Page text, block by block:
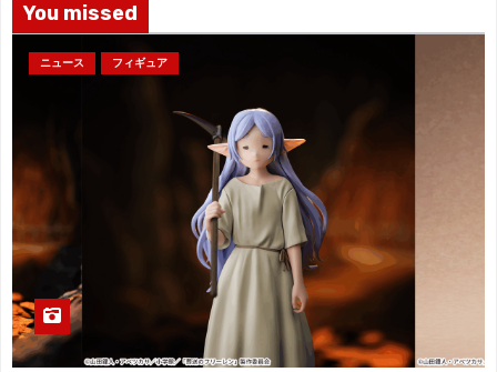
You missed
ニュース フィギュア